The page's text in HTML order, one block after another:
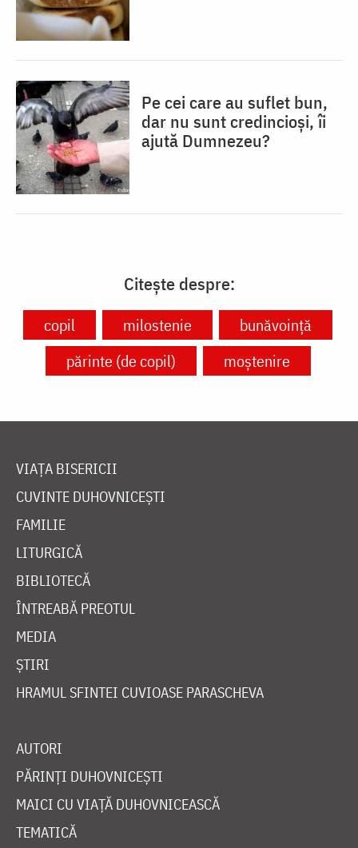
Pe cei care au suflet bun,
dar nu sunt credincioși, îi
ajută Dumnezeu?
Citește despre:
copil milostenie
bunăvoință
părinte (de copil)
moștenire
VIAȚA BISERICII
CUVINTE DUHOVNICEȘTI
FAMILIE
LITURGICĂ
BIBLIOTECĂ
ÎNTREABĂ PREOTUL
MEDIA
ȘTIRI
HRAMUL SFINTEI CUVIOASE PARASCHEVA
AUTORI
PĂRINȚI DUHOVNICEȘTI
MAICI CU VIAȚĂ DUHOVNICEASCĂ
TEMATICĂ